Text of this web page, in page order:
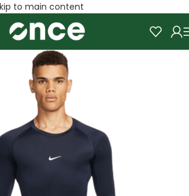
to main content